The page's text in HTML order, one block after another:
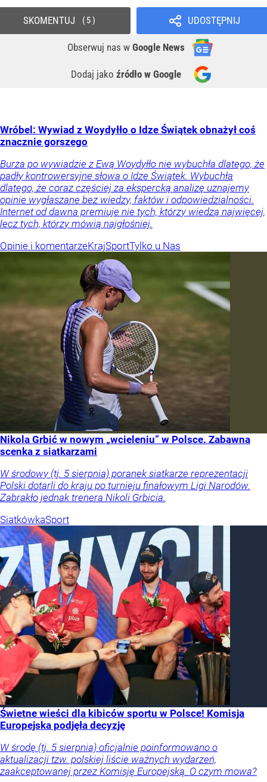
UDOSTĘPNIJ
Obserwuj nas w Google News
Dodaj jako źródło w Google
SKOMENTUJ 5
Wróbel: Wywiad z Woydyłło o Idze Świątek obnażył coś
znacznie gorszego
Burza po wywiadzie z Ewą Woydyłło nie wybuchła dlatego, że
padły kontrowersyjne słowa o Idze Świątek. Wybuchła
dlatego, że coraz częściej za ekspercką analizę uznajemy
opinie wygłaszane bez wiedzy, faktów i odpowiedzialności.
Internet od dawna premiuje nie tych, którzy wiedzą najwięcej,
lecz tych, którzy mówią najgłośniej.
Opinie i komentarzeKrajSportTylko u Nas
Nikola Grbić w nowym „wcieleniu” w Polsce. Zabawna
scenka z siatkarzami
W środowy (tj. 5 sierpnia) poranek siatkarze reprezentacji
Polski dotarli do kraju po turnieju finałowym Ligi Narodów.
Zabrakło jednak trenera Nikoli Grbicia.
SiatkówkaSport
Świetne wieści dla kibiców sportu w Polsce! Komisja
Europejska podjęła decyzję
W środę (tj. 5 sierpnia) oficjalnie poinformowano o
aktualizacji tzw. polskiej liście ważnych wydarzeń,
zaakceptowanej przez Komisję Europejską. O czym mowa?